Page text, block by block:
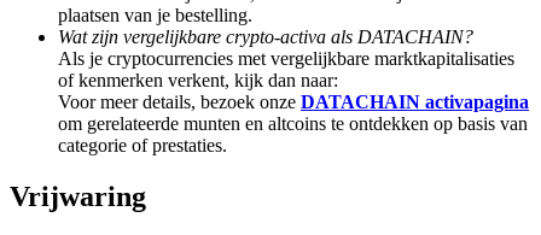
Hoog rendement en directe toegang
plaatsen van je bestelling.
Wat zijn vergelijkbare crypto-activa als DATACHAIN?
Als je cryptocurrencies met vergelijkbare marktkapitalisaties
of kenmerken verkent, kijk dan naar:
Voor meer details, bezoek onze DATACHAIN activapagina
om gerelateerde munten en altcoins te ontdekken op basis van
categorie of prestaties.
Vrijwaring